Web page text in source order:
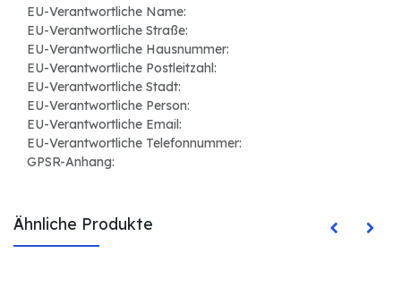
EU-Verantwortliche Name:
EU-Verantwortliche Straße:
EU-Verantwortliche Hausnummer:
EU-Verantwortliche Postleitzahl:
EU-Verantwortliche Stadt:
EU-Verantwortliche Person:
EU-Verantwortliche Email:
EU-Verantwortliche Telefonnummer:
GPSR-Anhang:
Ähnliche Produkte